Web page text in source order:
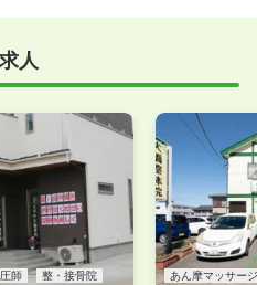
によってはWEB面接を導入
ですので、お気軽にお申し
人
師 整・接骨院 あん摩マッサー